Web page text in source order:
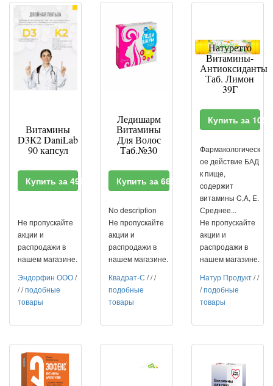
Витамины
D3К2 DaniLab
90 капсул
Купить за 490 RUR
Не пропускайте
акции и
распродажи в
нашем магазине.
Эндорфин ООО/
//подобные
товары
Ледишарм
Витамины
Для Волос
Таб.№30
Купить за 683 RUR
No description
Не пропускайте
акции и
распродажи в
нашем магазине.
Квадрат-С ///
подобные
товары
Натуретто
Витамины-
Антиоксиданты
Таб. Лимон
39Г
Купить за 105
Фармакологическ
ое действие БАД
к пище,
содержит
витамины C,A, E.
Среднее...
Не пропускайте
акции и
распродажи в
нашем магазине.
Натур Продукт//
/подобные
товары